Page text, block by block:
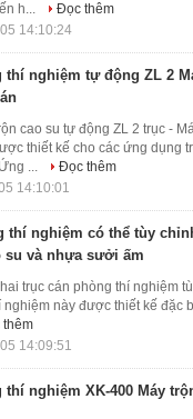
h...
Đọc thêm
14:10:24
thí nghiệm tự động ZL 2
cao su tự động ZL 2 trục -
thiết kế cho các ứng dụng
...
Đọc thêm
14:10:01
thí nghiệm có thể tùy
su và nhựa sưởi ấm
trục cán phòng thí nghiệm
nghiệm này được thiết kế đặc
14:09:51
thí nghiệm XK-400 Máy